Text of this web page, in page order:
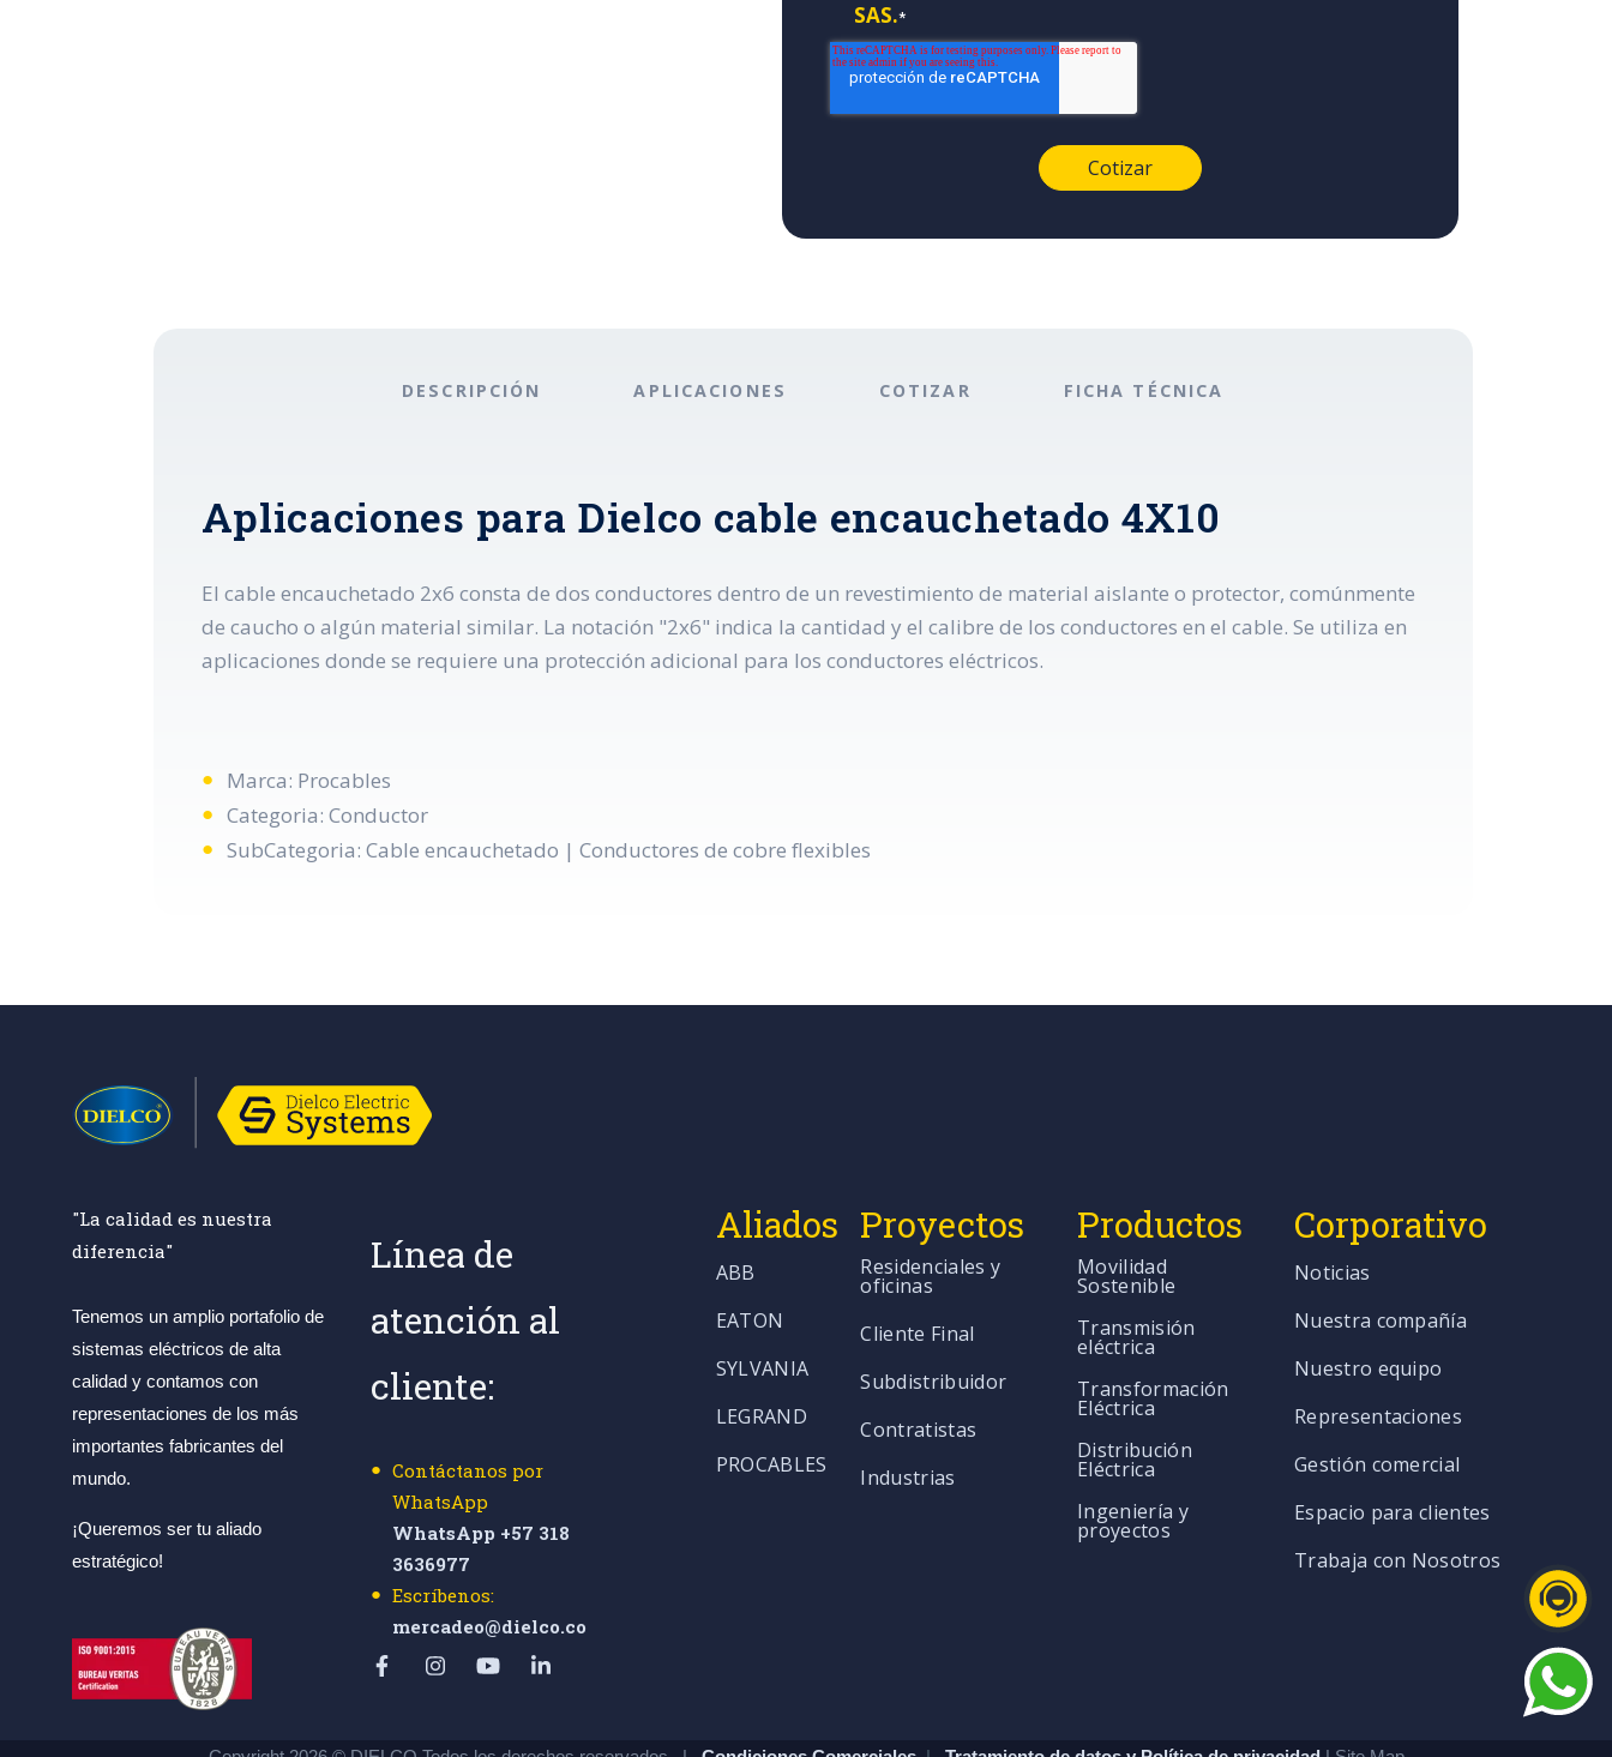
SAS.*
DESCRIPCIÓN APLICACIONES COTIZAR FICHA TÉCNICA
Aplicaciones para Dielco cable encauchetado 4X10
El cable encauchetado 2x6 consta de dos conductores dentro de un revestimiento de material aislante o protector, comúnmente
de caucho o algún material similar. La notación "2x6" indica la cantidad y el calibre de los conductores en el cable. Se utiliza en
aplicaciones donde se requiere una protección adicional para los conductores eléctricos.
Marca: Procables
Categoria: Conductor
SubCategoria: Cable encauchetado | Conductores de cobre flexibles
"La calidad es nuestra
diferencia"
Tenemos un amplio portafolio de
sistemas eléctricos de alta
calidad y contamos con
representaciones de los más
importantes fabricantes del
mundo.
¡Queremos ser tu aliado
estratégico!
Línea de
atención al
cliente:
Contáctanos por
WhatsApp
WhatsApp +57 318
3636977
Escríbenos:
mercadeo@dielco.co
Aliados
ABB
EATON
SYLVANIA
LEGRAND
PROCABLES
Proyectos
Residenciales y
oficinas
Cliente Final
Subdistribuidor
Contratistas
Industrias
Productos
Movilidad
Sostenible
Transmisión
eléctrica
Transformación
Eléctrica
Distribución
Eléctrica
Ingeniería y
proyectos
Corporativo
Noticias
Nuestra compañía
Nuestro equipo
Representaciones
Gestión comercial
Espacio para clientes
Trabaja con Nosotros